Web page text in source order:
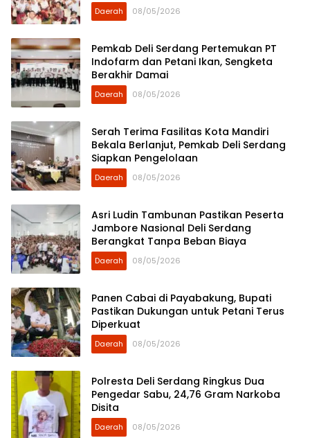
Daerah 08/05/2026
Pemkab Deli Serdang Pertemukan PT
Indofarm dan Petani Ikan, Sengketa
Berakhir Damai
Daerah 08/05/2026
Serah Terima Fasilitas Kota Mandiri
Bekala Berlanjut, Pemkab Deli Serdang
Siapkan Pengelolaan
Daerah 08/05/2026
Asri Ludin Tambunan Pastikan Peserta
Jambore Nasional Deli Serdang
Berangkat Tanpa Beban Biaya
Daerah 08/05/2026
Panen Cabai di Payabakung, Bupati
Pastikan Dukungan untuk Petani Terus
Diperkuat
Daerah 08/05/2026
Polresta Deli Serdang Ringkus Dua
Pengedar Sabu, 24,76 Gram Narkoba
Disita
Daerah 08/05/2026